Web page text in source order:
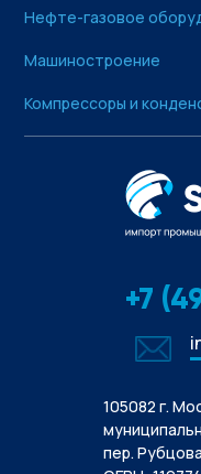
Нефте-газовое
Машиностроение
Компрессоры и
+7
105082 г.
пер.